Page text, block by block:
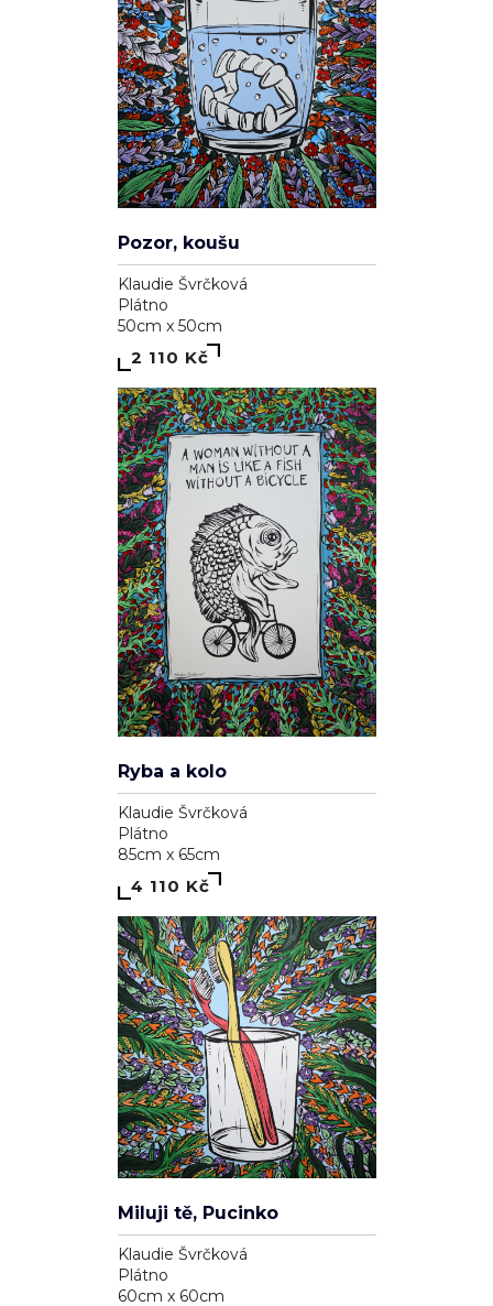
Klaudie Švrčková
Plátno
90cm x 90cm
5 110 Kč
Elements
Klaudie Švrčková
Plátno
100cm x 70cm
5 110 Kč
Pozdrav slunci
Klaudie Švrčková
Plátno
90cm x 90cm
4 110 Kč
Pozor, koušu
Klaudie Švrčková
Plátno
50cm x 50cm